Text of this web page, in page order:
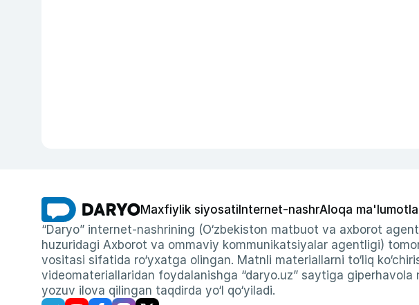
Maxfiylik siyosati Internet-nashrAloqa
“Daryo” internet-nashrining (O‘zbekiston matbuot va axborot
huzuridagi Axborot va ommaviy kommunikatsiyalar agentligi)
vositasi sifatida ro‘yxatga olingan. Matnli materiallarni to‘liq
videomateriallaridan foydalanishga “daryo.uz” saytiga
yozuv ilova qilingan taqdirda yo‘l qo‘yiladi.